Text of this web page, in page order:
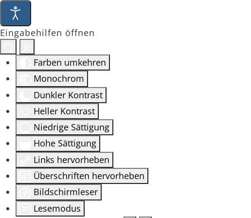
Eingabehilfen öffnen
Farben umkehren
Monochrom
Dunkler Kontrast
Heller Kontrast
Niedrige Sättigung
Hohe Sättigung
Links hervorheben
Überschriften hervorheben
Bildschirmleser
Lesemodus